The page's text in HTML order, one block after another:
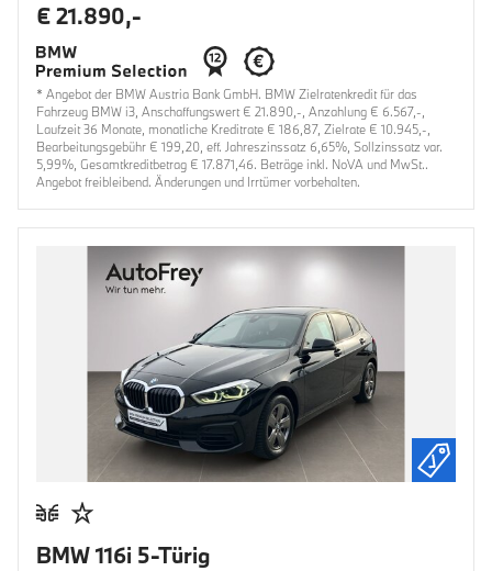
€ 21.890,-
* Angebot der BMW Austria Bank GmbH. BMW Zielratenkredit für das
Fahrzeug BMW i3, Anschaffungswert € 21.890,-, Anzahlung € 6.567,-,
Laufzeit 36 Monate, monatliche Kreditrate € 186,87, Zielrate € 10.945,-,
Bearbeitungsgebühr € 199,20, eff. Jahreszinssatz 6,65%, Sollzinssatz var.
5,99%, Gesamtkreditbetrag € 17.871,46. Beträge inkl. NoVA und MwSt..
Angebot freibleibend. Änderungen und Irrtümer vorbehalten.
BMW 116i 5-Türig